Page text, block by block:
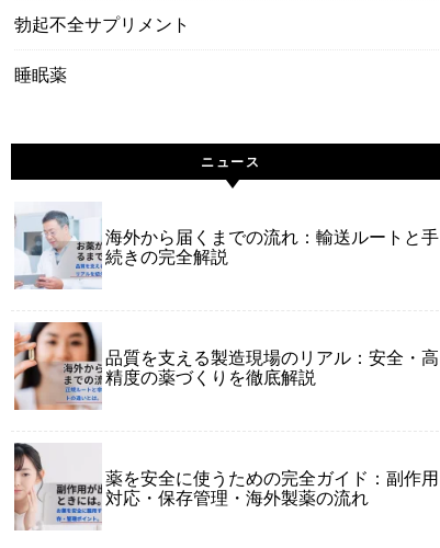
勃起不全サプリメント
睡眠薬
ニュース
海外から届くまでの流れ：輸送ルートと手
続きの完全解説
品質を支える製造現場のリアル：安全・高
精度の薬づくりを徹底解説
薬を安全に使うための完全ガイド：副作用
対応・保存管理・海外製薬の流れ